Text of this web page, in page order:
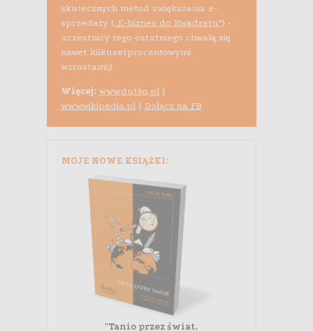
skutecznych metod zwiększania e-
sprzedaży („E-biznes do Kwadratu”) -
uczestnicy tego ostatniego chwalą się
nawet kilkusetprocentowymi
wzrostami;).
Więcej: www.dutko.pl|
www.wikipedia.pl| Dołącz na FB
MOJE NOWE KSIĄŻKI:
"Tanio przez świat.